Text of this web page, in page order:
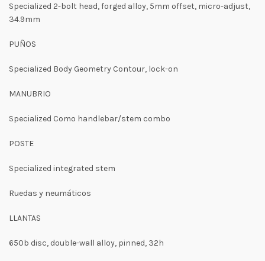
Specialized 2-bolt head, forged alloy, 5mm offset, micro-adjust,
34.9mm
PUÑOS
Specialized Body Geometry Contour, lock-on
MANUBRIO
Specialized Como handlebar/stem combo
POSTE
Specialized integrated stem
Ruedas y neumáticos
LLANTAS
650b disc, double-wall alloy, pinned, 32h